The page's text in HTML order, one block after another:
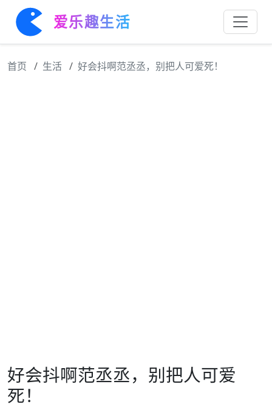
爱乐趣生活
首页 生活 好会抖啊范丞丞，别把人可爱死！
好会抖啊范丞丞，别把人可爱
死！